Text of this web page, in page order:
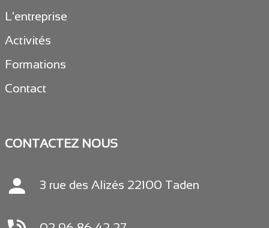
L'entreprise
Activités
Formations
Contact
CONTACTEZ NOUS
3 rue des Alizés 22100 Taden